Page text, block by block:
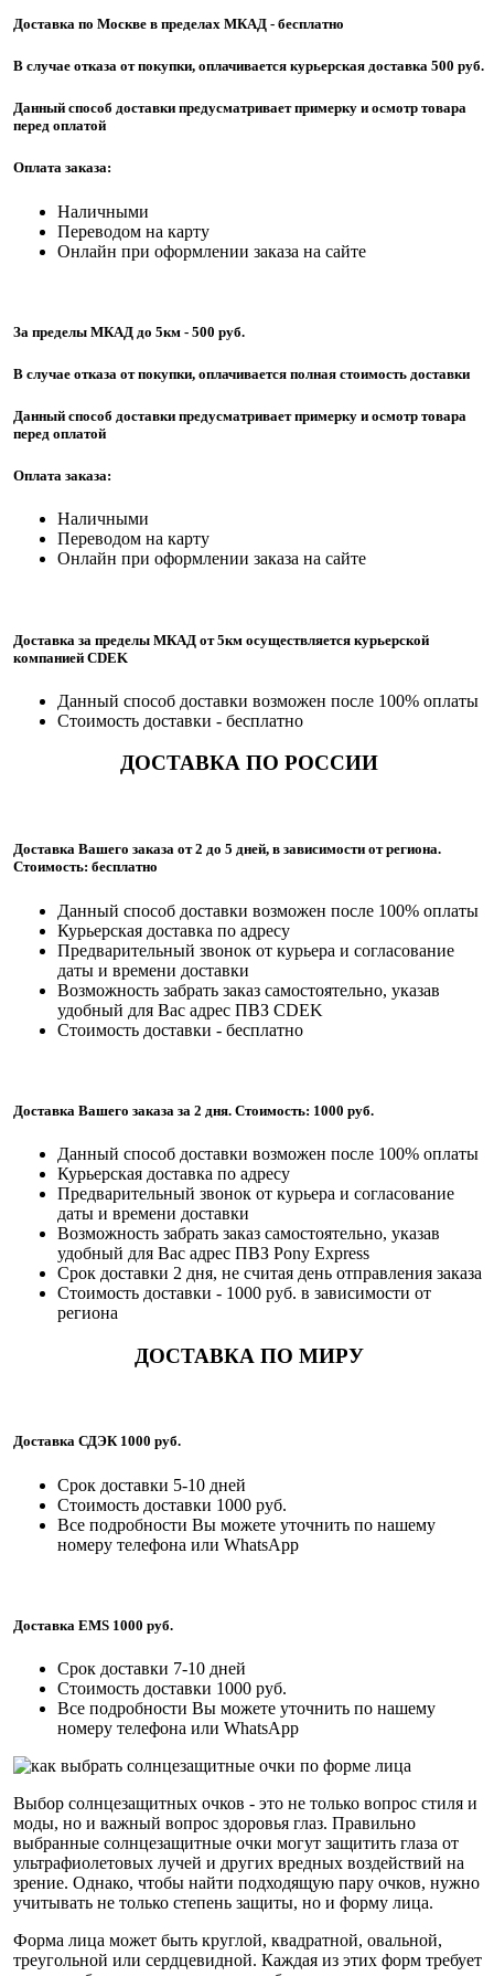
Доставка по Москве в пределах МКАД - бесплатно
В случае отказа от покупки, оплачивается курьерская доставка 500 руб.
Данный способ доставки предусматривает примерку и осмотр товара
перед оплатой
Оплата заказа:
Наличными
Переводом на карту
Онлайн при оформлении заказа на сайте
За пределы МКАД до 5км - 500 руб.
В случае отказа от покупки, оплачивается полная стоимость доставки
Данный способ доставки предусматривает примерку и осмотр товара
перед оплатой
Оплата заказа:
Наличными
Переводом на карту
Онлайн при оформлении заказа на сайте
Доставка за пределы МКАД от 5км осуществляется курьерской
компанией CDEK
Данный способ доставки возможен после 100% оплаты
Стоимость доставки - бесплатно
ДОСТАВКА ПО РОССИИ
Доставка Вашего заказа от 2 до 5 дней, в зависимости от региона.
Стоимость: бесплатно
Данный способ доставки возможен после 100% оплаты
Курьерская доставка по адресу
Предварительный звонок от курьера и согласование
даты и времени доставки
Возможность забрать заказ самостоятельно, указав
удобный для Вас адрес ПВЗ CDEK
Стоимость доставки - бесплатно
Доставка Вашего заказа за 2 дня. Стоимость: 1000 руб.
Данный способ доставки возможен после 100% оплаты
Курьерская доставка по адресу
Предварительный звонок от курьера и согласование
даты и времени доставки
Возможность забрать заказ самостоятельно, указав
удобный для Вас адрес ПВЗ Pony Express
Срок доставки 2 дня, не считая день отправления заказа
Стоимость доставки - 1000 руб. в зависимости от
региона
ДОСТАВКА ПО МИРУ
Доставка СДЭК 1000 руб.
Срок доставки 5-10 дней
Стоимость доставки 1000 руб.
Все подробности Вы можете уточнить по нашему
номеру телефона или WhatsApp
Доставка EMS 1000 руб.
Срок доставки 7-10 дней
Стоимость доставки 1000 руб.
Все подробности Вы можете уточнить по нашему
номеру телефона или WhatsApp
Выбор солнцезащитных очков - это не только вопрос стиля и
моды, но и важный вопрос здоровья глаз. Правильно
выбранные солнцезащитные очки могут защитить глаза от
ультрафиолетовых лучей и других вредных воздействий на
зрение. Однако, чтобы найти подходящую пару очков, нужно
учитывать не только степень защиты, но и форму лица.
Форма лица может быть круглой, квадратной, овальной,
треугольной или сердцевидной. Каждая из этих форм требует